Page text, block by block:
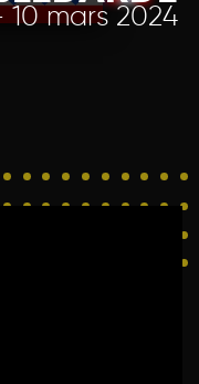
mars 2024